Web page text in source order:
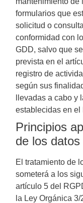
formularios que
solicitud o
conformidad con
GDD, salvo que
prevista en el
registro de
según sus
llevadas a cabo y
establecidas en el
Principios
de los
El tratamiento de
someterá a los
artículo 5 del
la Ley Orgánica